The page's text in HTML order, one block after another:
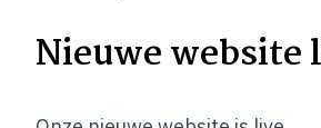
Nieuwe website